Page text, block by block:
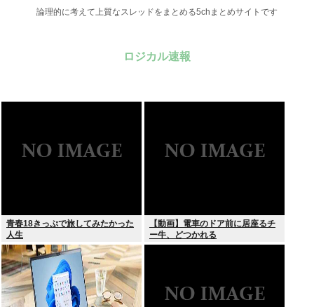
論理的に考えて上質なスレッドをまとめる5chまとめサイトです
ロジカル速報
青春18きっぷで旅してみたかった
人生
【動画】電車のドア前に居座るチ
ー牛、どつかれる